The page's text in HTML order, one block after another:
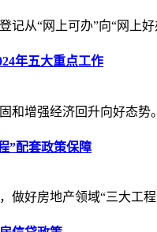
从“网上可办”向“网上好
年五大重点工作
和增强经济回升向好态势。
”配套政策保障
做好房地产领域“三大工程